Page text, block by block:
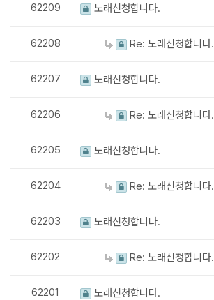
62209 노래신청합니다.
62208 Re: 노래신청합니다.
62207 노래신청합니다.
62206 Re: 노래신청합니다.
62205 노래신청합니다.
62204 Re: 노래신청합니다.
62203 노래신청합니다.
62202 Re: 노래신청합니다.
62201 노래신청합니다.